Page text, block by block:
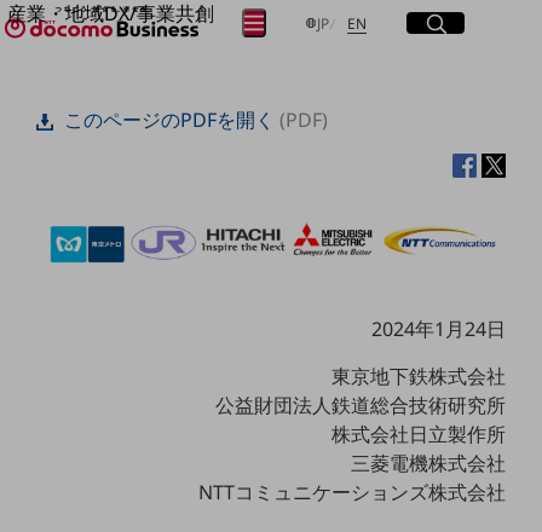
産業・地域DX/事業共創
OPEN HUB for Plural Futures
OPEN HUB for Plural Futuresとは
Smart World
JP日本語
EN Englishサイト内検索
開く
メニュー
開く
フリーワードを入力して探す
フリーワードでNTTドコモビジネスの
取り組みを検索
検索する
このページのPDFを開く(PDF)
2024年1月24日
東京地下鉄株式会社
公益財団法人鉄道総合技術研究所
株式会社日立製作所
三菱電機株式会社
NTTコミュニケーションズ株式会社